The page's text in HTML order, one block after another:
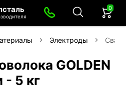
0
Электроды
GOLDEN
- 5 кг